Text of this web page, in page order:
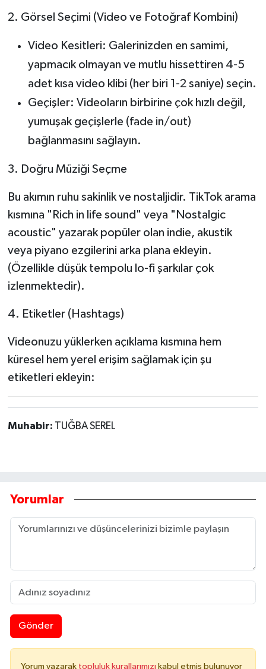
2. Görsel Seçimi (Video ve Fotoğraf Kombini)
Video Kesitleri: Galerinizden en samimi,
yapmacık olmayan ve mutlu hissettiren 4-5
adet kısa video klibi (her biri 1-2 saniye) seçin.
Geçişler: Videoların birbirine çok hızlı değil,
yumuşak geçişlerle (fade in/out)
bağlanmasını sağlayın.
3. Doğru Müziği Seçme
Bu akımın ruhu sakinlik ve nostaljidir. TikTok arama
kısmına "Rich in life sound" veya "Nostalgic
acoustic" yazarak popüler olan indie, akustik
veya piyano ezgilerini arka plana ekleyin.
(Özellikle düşük tempolu lo-fi şarkılar çok
izlenmektedir).
4. Etiketler (Hashtags)
Videonuzu yüklerken açıklama kısmına hem
küresel hem yerel erişim sağlamak için şu
etiketleri ekleyin:
Muhabir: TUĞBA SEREL
Yorumlar
Gönder
Yorum yazarak topluluk kurallarımızı kabul etmiş bulunuyor